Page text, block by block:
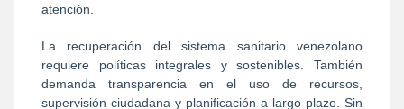
atención.
La recuperación del sistema sanitario venezolano
requiere políticas integrales y sostenibles. También
demanda transparencia en el uso de recursos,
supervisión ciudadana y planificación a largo plazo. Sin